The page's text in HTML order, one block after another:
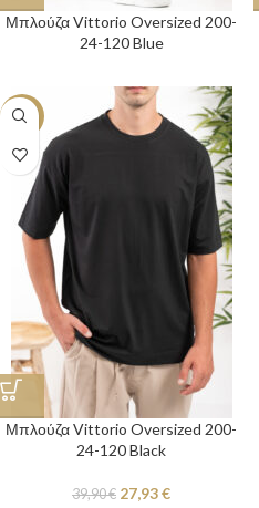
Μπλούζα Vittorio Oversized 200-
24-120 Blue
-30%
Μπλούζα Vittorio Oversized 200-
24-120 Black
39,90€ 27,93€